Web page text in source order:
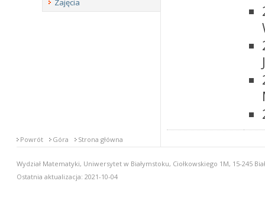
Zajęcia
Powrót Góra Strona główna
Wydział Matematyki, Uniwersytet w Białymstoku, Ciołkowskiego 1M, 15-245
Ostatnia aktualizacja: 2021-10-04